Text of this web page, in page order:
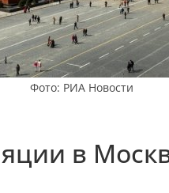
Фото: РИА Новости
в